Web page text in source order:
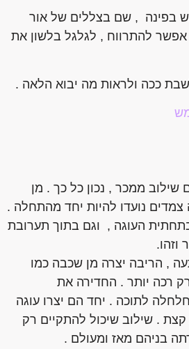
בפינה , שם בצללים של אור
להתרווח , לגלגל בלשון את
ככה ולראות מה יבוא הלאה .
ממכר , נכון כל כך . מן
נועדו להיות יחד מהתחלה .
העוגה , וגם בתוך תערובת
וזהו.
, הריבה יצרה מן שכבה כמו
רכה יותר . החדירה את
לתוכה . יחד הם יצרו עוגה
. שילוב שיכול להתקיים רק
בניהם מאז ומעולם .